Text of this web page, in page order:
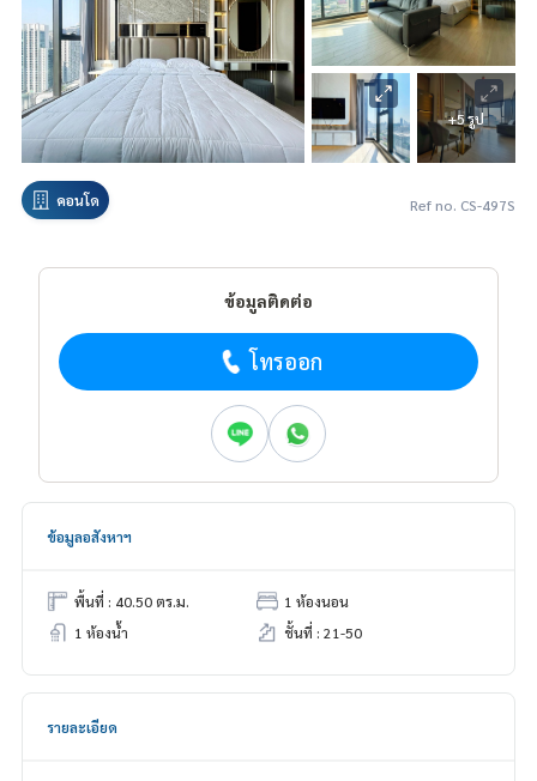
+5 รูป
คอนโด Ref no. CS-497S
ข้อมูลติดต่อ
โทรออก
ข้อมูลอสังหาฯ
พื้นที่ : 40.50 ตร.ม.
1 ห้องนอน
1 ห้องน้ำ
ชั้นที่ : 21-50
รายละเอียด